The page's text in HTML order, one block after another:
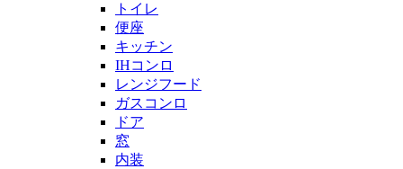
トイレ
便座
キッチン
IHコンロ
レンジフード
ガスコンロ
ドア
窓
内装